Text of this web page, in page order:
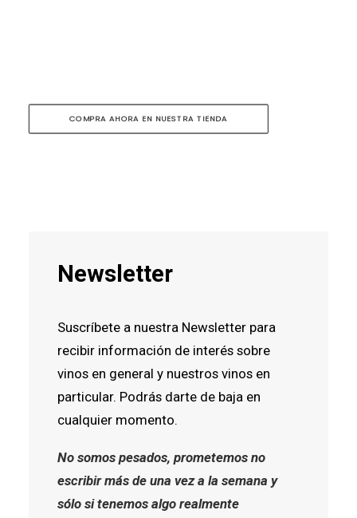
COMPRA AHORA EN NUESTRA TIENDA
Newsletter
Suscríbete a nuestra Newsletter para
recibir información de interés sobre
vinos en general y nuestros vinos en
particular. Podrás darte de baja en
cualquier momento.
No somos pesados, prometemos no
escribir más de una vez a la semana y
sólo si tenemos algo realmente